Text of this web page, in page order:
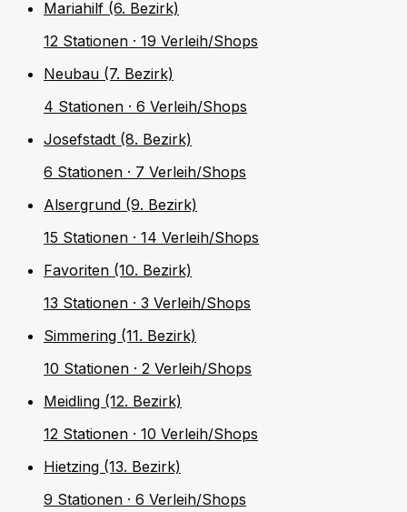
Mariahilf (6. Bezirk)
12 Stationen · 19 Verleih/Shops
Neubau (7. Bezirk)
4 Stationen · 6 Verleih/Shops
Josefstadt (8. Bezirk)
6 Stationen · 7 Verleih/Shops
Alsergrund (9. Bezirk)
15 Stationen · 14 Verleih/Shops
Favoriten (10. Bezirk)
13 Stationen · 3 Verleih/Shops
Simmering (11. Bezirk)
10 Stationen · 2 Verleih/Shops
Meidling (12. Bezirk)
12 Stationen · 10 Verleih/Shops
Hietzing (13. Bezirk)
9 Stationen · 6 Verleih/Shops